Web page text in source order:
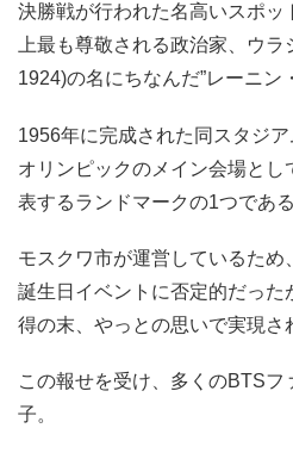
決勝戦が行われた名高いスポッ
上最も尊敬される政治家、ウ
1924)の名にちなんだ”レーニン
1956年に完成された同スタジ
オリンピックのメイン会場と
表するランドマークの1つである
モスクワ市が運営しているた
誕生日イベントに否定的だった
得の末、やっとの思いで実現さ
この報せを受け、多くのBTSフ
子。